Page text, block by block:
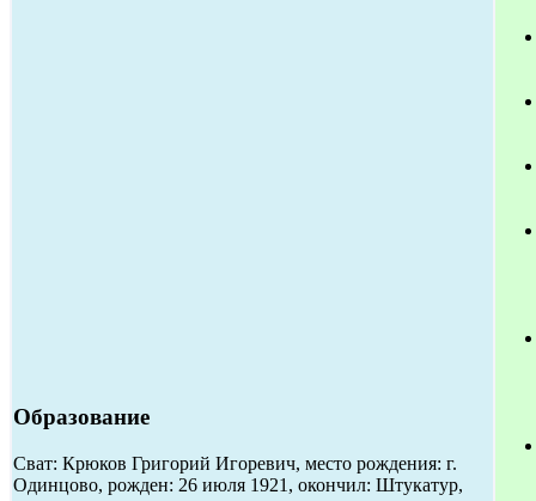
Образование
Сват: Крюков Григорий Игоревич, место рождения: г.
Одинцово, рожден: 26 июля 1921, окончил: Штукатур,